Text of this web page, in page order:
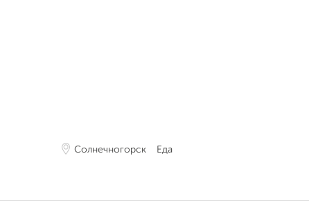
Солнечногорск Еда